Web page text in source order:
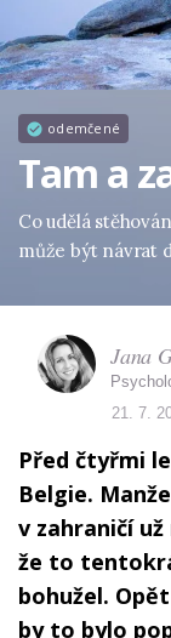
odemčené
Tam a
Co udělá
může být návrat
Před čtyřmi
Belgie.
v zahraničí
že to
bohužel.
by to bylo
Jana
21. 7.